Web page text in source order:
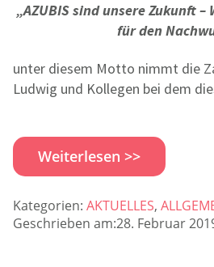
„AZUBIS sind unsere Zukunft
für den
unter diesem Motto nimmt die
Ludwig und Kollegen bei dem
Weiterlesen >>
Kategorien: AKTUELLES,
Geschrieben am:28. Februar